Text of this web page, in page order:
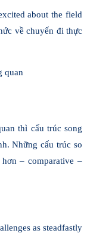
about the field
về chuyến đi thực
thì cấu trúc song
Những cấu trúc so
– comparative –
as steadfastly